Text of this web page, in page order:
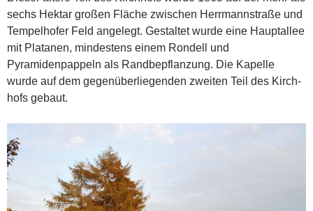
sechs Hektar großen Fläche zwischen Herrmannstraße und
Tempelhofer Feld angelegt. Gestaltet wurde eine Hauptallee
mit Platanen, mindes­tens einem Rondell und
Pyramidenpappeln als Randbepflanzung. Die Kapelle
wurde auf dem gegenüberliegenden zweiten Teil des Kirch-
hofs gebaut.